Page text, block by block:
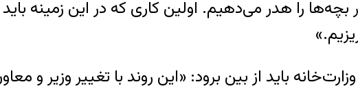
را هدر می‌دهیم. اولین کاری که در این زمینه
باید از بین برود: «این روند با تغییر وزیر و